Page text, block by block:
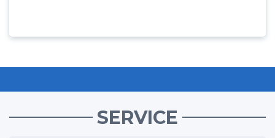
SERVICE